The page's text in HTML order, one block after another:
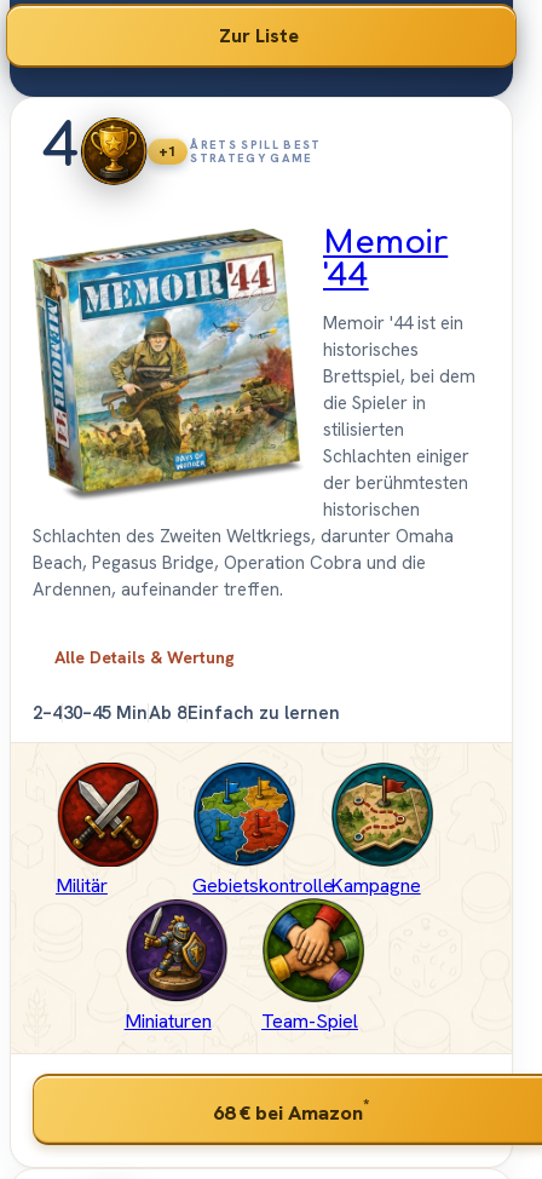
Einstieg bis zur tiefen Simulation.
Zur Liste
4 +1
ÅRETS SPILL BEST
STRATEGY GAME
Memoir
'44
Memoir '44 ist ein
historisches
Brettspiel, bei dem
die Spieler in
stilisierten
Schlachten einiger
der berühmtesten
historischen
Schlachten des Zweiten Weltkriegs, darunter Omaha
Beach, Pegasus Bridge, Operation Cobra und die
Ardennen, aufeinander treffen.
Alle Details & Wertung
2–430–45 MinAb 8Einfach zu lernen
Militär GebietskontrolleKampagne
Miniaturen Team-Spiel
68 € bei Amazon*